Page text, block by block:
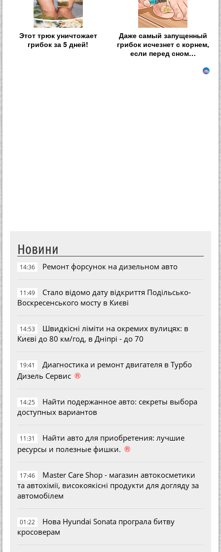
Этот трюк уничтожает
грибок за 5 дней!
Даже самый запущенный
грибок исчезнет с корнем,
если перед сном…
Новини
14:36 Ремонт форсунок на дизельном авто
11:49
Стало відомо дату відкриття Подільсько-
Воскресенського мосту в Києві
14:53
Швидкісні ліміти на окремих вулицях: в
Києві до 80 км/год, в Дніпрі - до 70
19:41
Диагностика и ремонт двигателя в Турбо
Дизель Сервис ®
14:25
Найти подержанное авто: секреты выбора
доступных вариантов
11:31
Найти авто для приобретения: лучшие
ресурсы и полезные фишки. ®
17:46
Master Care Shop - магазин автокосметики
та автохімії, високоякісні продукти для догляду за
автомобілем
01:22
Нова Hyundai Sonata програла битву
кросоверам